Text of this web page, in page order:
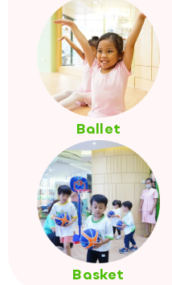
Ballet
Basket